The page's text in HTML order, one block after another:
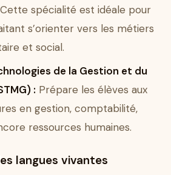
Cette spécialité est idéale pour
s’orienter vers les métiers
et social.
de la Gestion et du
: Prépare les élèves aux
en gestion, comptabilité,
ressources humaines.
langues vivantes